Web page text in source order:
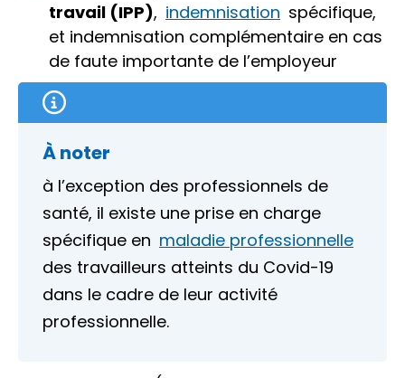
travail (IPP), indemnisation spécifique,
et indemnisation complémentaire en cas
de faute importante de l’employeur
À noter
à l’exception des professionnels de
santé, il existe une prise en charge
spécifique en maladie professionnelle
des travailleurs atteints du Covid-19
dans le cadre de leur activité
professionnelle.